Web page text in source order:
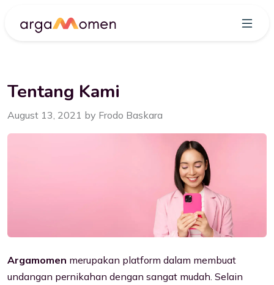
Tentang Kami
August 13, 2021 by Frodo Baskara
Argamomen merupakan platform dalam membuat
undangan pernikahan dengan sangat mudah. Selain